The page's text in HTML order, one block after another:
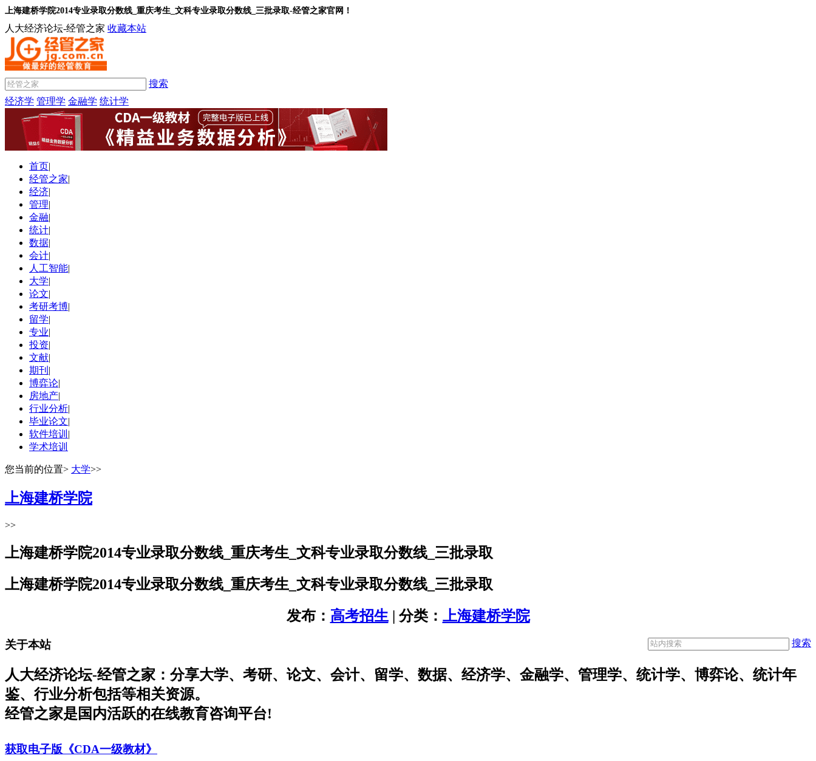
上海建桥学院2014专业录取分数线_重庆考生_文科专业录取分数线_三批录取-经管之家官网！
人大经济论坛-经管之家 收藏本站
搜索
经济学 管理学 金融学 统计学
首页|
经管之家|
经济|
管理|
金融|
统计|
数据|
会计|
人工智能|
大学|
论文|
考研考博|
留学|
专业|
投资|
文献|
期刊 |
博弈论|
房地产|
行业分析|
毕业论文|
软件培训 |
学术培训
您当前的位置> 大学>>
上海建桥学院
>>
上海建桥学院2014专业录取分数线_重庆考生_文科专业录取分数线_三批录取
上海建桥学院2014专业录取分数线_重庆考生_文科专业录取分数线_三批录取
发布： 高考招生| 分类： 上海建桥学院
搜索
关于本站
人大经济论坛-经管之家：分享大学、考研、论文、会计、留学、数据、经济学、金融学、管理学、统计学、博弈论、统计年
鉴、行业分析包括等相关资源。
经管之家是国内活跃的在线教育咨询平台!
获取电子版《CDA一级教材》